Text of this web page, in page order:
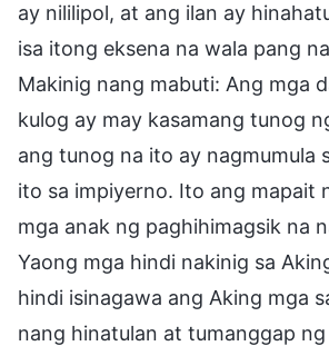
ay nililipol, at ang ilan ay
isa itong eksena na wala pang
Makinig nang mabuti: Ang mga
kulog ay may kasamang tunog
ang tunog na ito ay nagmumula
ito sa impiyerno. Ito ang mapait
mga anak ng paghihimagsik na
Yaong mga hindi nakinig sa
hindi isinagawa ang Aking mga
nang hinatulan at tumanggap